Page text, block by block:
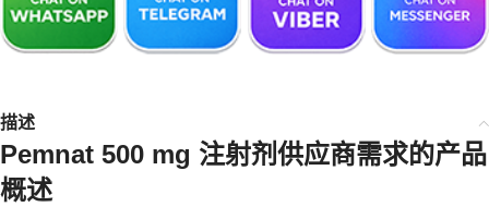
描述
Pemnat 500 mg 注射剂供应商需求的产品
概述